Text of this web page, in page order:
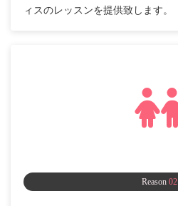
ィスのレッスンを提供致します。
Reason 02